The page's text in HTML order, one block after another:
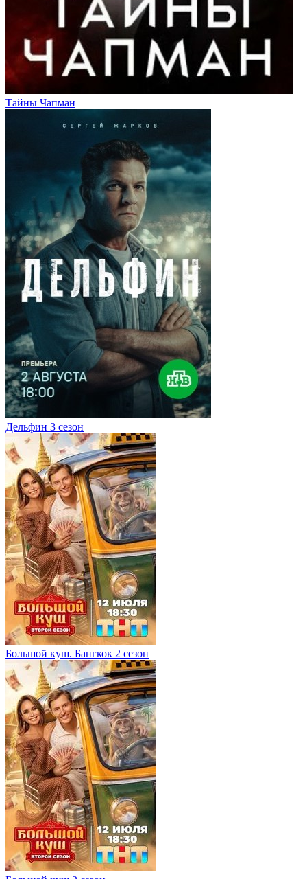
Тайны Чапман
Дельфин 3 сезон
Большой куш. Бангкок 2 сезон